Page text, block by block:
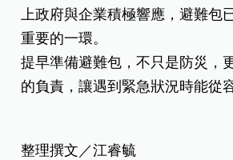
上政府與企業積極響應，避難包
重要的一環。
提早準備避難包，不只是防災，
的負責，讓遇到緊急狀況時能從
整理撰文／江睿毓